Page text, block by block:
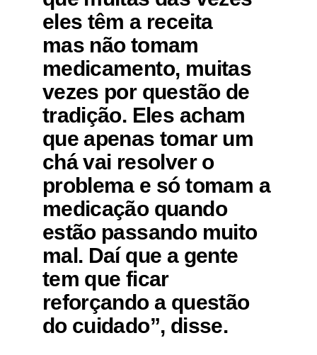
eles têm a receita
mas não tomam
medicamento, muitas
vezes por questão de
tradição. Eles acham
que apenas tomar um
chá vai resolver o
problema e só tomam a
medicação quando
estão passando muito
mal. Daí que a gente
tem que ficar
reforçando a questão
do cuidado”, disse.